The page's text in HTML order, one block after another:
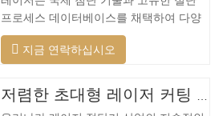
프로세스 데이터베이스를 채택하여 다양
한 재료에 대해 다양한 지능형 절단을 수
행하고, 절단 표면을 최적화하고, 더 넓은
나은 품질 및 더 낮은 비용을 적용할 수 있
습니다. 저전력에서 고출력 레이저 범위까
지금 연락하십시오